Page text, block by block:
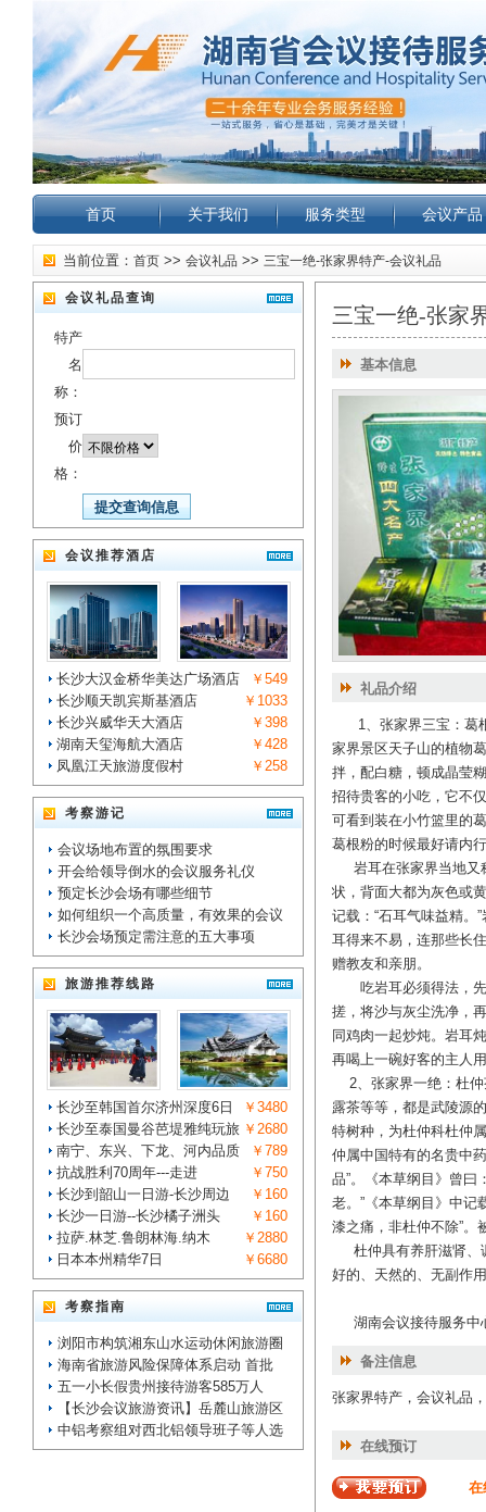
首页 关于我们 服务类型 会议产品
当前位置： 首页 >> 会议礼品 >> 三宝一绝-张家界特产-会议礼品
会议礼品查询
特产
名
称：
预订
价
格：
会议推荐酒店
长沙大汉金桥华美达广场酒店
￥549
长沙顺天凯宾斯基酒店
￥1033
长沙兴威华天大酒店
￥398
湖南天玺海航大酒店
￥428
凤凰江天旅游度假村
￥258
考察游记
会议场地布置的氛围要求
开会给领导倒水的会议服务礼仪
预定长沙会场有哪些细节
如何组织一个高质量，有效果的会议
长沙会场预定需注意的五大事项
旅游推荐线路
长沙至韩国首尔济州深度6日
￥3480
长沙至泰国曼谷芭堤雅纯玩旅 ￥2680
南宁、东兴、下龙、河内品质
￥789
抗战胜利70周年---走进
￥750
长沙到韶山一日游-长沙周边
￥160
长沙一日游--长沙橘子洲头
￥160
拉萨.林芝.鲁朗林海.纳木
￥2880
日本本州精华7日
￥6680
考察指南
浏阳市构筑湘东山水运动休闲旅游圈
海南省旅游风险保障体系启动 首批
五一小长假贵州接待游客585万人
【长沙会议旅游资讯】岳麓山旅游区
中铝考察组对西北铝领导班子等人选
三宝一绝-张家
基本信息
礼品介绍
1、张家界三宝：葛根
家界景区天子山的植物
拌，配白糖，顿成晶莹
招待贵客的小吃，它不
可看到装在小竹篮里的
葛根粉的时候最好请内
岩耳在张家界当地又
状，背面大都为灰色或
记载：“石耳气味益精。
耳得来不易，连那些长
赠教友和亲朋。
吃岩耳必须得法，先
搓，将沙与灰尘洗净，
同鸡肉一起炒炖。岩耳
再喝上一碗好客的主人
2、张家界一绝：杜仲
露茶等等，都是武陵源
特树种，为杜仲科杜仲
仲属中国特有的名贵中
品”。《本草纲目》曾曰
老。”《本草纲目》中记
漆之痛，非杜仲不除”。
杜仲具有养肝滋肾、
好的、天然的、无副作
湖南会议接待服务中
备注信息
张家界特产，会议礼品
在线预订
在